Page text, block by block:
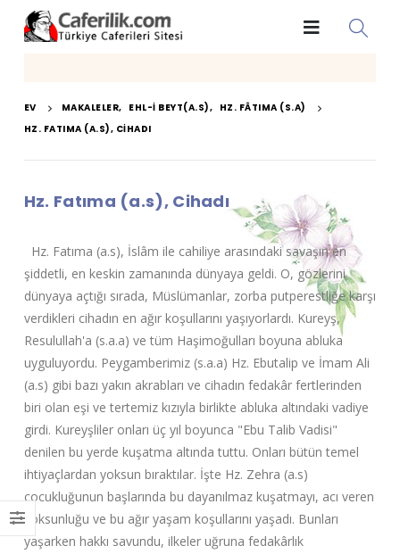
EV MAKALELER, EHL-I BEYT(A.S), HZ. FÂTIMA (S.A)
HZ. FATIMA (A.S), CIHADI
Hz. Fatıma (a.s), Cihadı
Hz. Fatıma (a.s), İslâm ile cahiliye arasındaki savaşın en
şiddetli, en keskin zamanında dünyaya geldi. O, gözlerini
dünyaya açtığı sırada, Müslümanlar, zorba putperestliğe karşı
verdikleri cihadın en ağır koşullarını yaşıyorlardı. Kureyş,
Resulullah'a (s.a.a) ve tüm Haşimoğulları boyuna abluka
uyguluyordu. Peygamberimiz (s.a.a) Hz. Ebutalip ve İmam Ali
(a.s) gibi bazı yakın akrabları ve cihadın fedakâr fertlerinden
biri olan eşi ve tertemiz kızıyla birlikte abluka altındaki vadiye
girdi. Kureyşliler onları üç yıl boyunca "Ebu Talib Vadisi"
denilen bu yerde kuşatma altında tuttu. Onları bütün temel
ihtiyaçlardan yoksun bıraktılar. İşte Hz. Zehra (a.s)
çocukluğunun başlarında bu dayanılmaz kuşatmayı, acı veren
yoksunluğu ve bu ağır yaşam koşullarını yaşadı. Bunları
yaşarken hakkı savundu, ilkeler uğruna fedakârlık